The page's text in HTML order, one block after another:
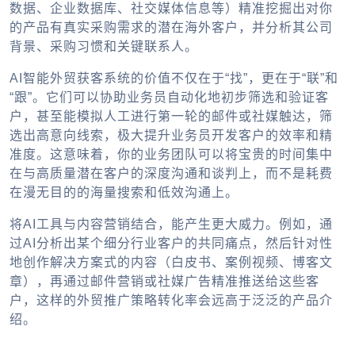
数据、企业数据库、社交媒体信息等）精准挖掘出对你
的产品有真实采购需求的潜在海外客户，并分析其公司
背景、采购习惯和关键联系人。
AI智能外贸获客系统的价值不仅在于“找”，更在于“联”和
“跟”。它们可以协助业务员自动化地初步筛选和验证客
户，甚至能模拟人工进行第一轮的邮件或社媒触达，筛
选出高意向线索，极大提升业务员开发客户的效率和精
准度。这意味着，你的业务团队可以将宝贵的时间集中
在与高质量潜在客户的深度沟通和谈判上，而不是耗费
在漫无目的的海量搜索和低效沟通上。
将AI工具与内容营销结合，能产生更大威力。例如，通
过AI分析出某个细分行业客户的共同痛点，然后针对性
地创作解决方案式的内容（白皮书、案例视频、博客文
章），再通过邮件营销或社媒广告精准推送给这些客
户，这样的外贸推广策略转化率会远高于泛泛的产品介
绍。